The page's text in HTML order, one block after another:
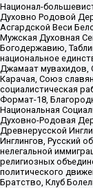
Национал-
Духовно Родовой
Асгардской Веси
Мужская Духовная
Богодержавию,
национальное
Джамаат мувахидов,
Карачая, Союз
социалистическая
Формат-18,
Национальная
Духовно-Родовая
Древнерусской
Инглингов, Русский
нелегальной
религиозных
политического
Братство, Клуб